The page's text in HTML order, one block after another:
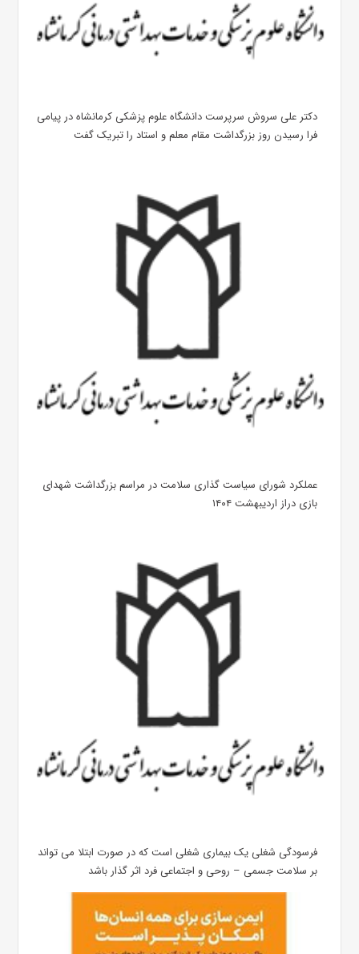
دکتر علی سروش سرپرست دانشگاه علوم پزشکی کرمانشاه در پیامی
فرا رسیدن روز بزرگداشت مقام معلم و استاد را تبریک گفت
عملکرد شورای سیاست گذاری سلامت در مراسم بزرگداشت شهدای
بازی دراز اردیبهشت ۱۴۰۴
فرسودگی شغلی یک بیماری شغلی است که در صورت ابتلا می تواند
بر سلامت جسمی – روحی و اجتماعی فرد اثر گذار باشد